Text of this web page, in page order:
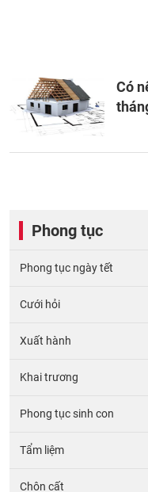
Có
Phong tục
Phong tục ngày tết
Cưới hỏi
Xuất hành
Khai trương
Phong tục sinh con
Tẩm liệm
Chôn cất